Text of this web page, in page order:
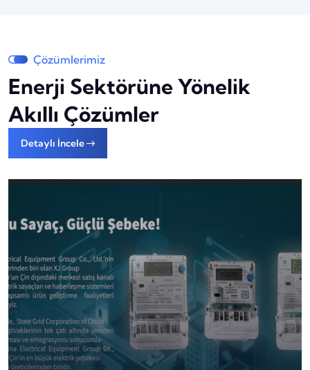
Çözümlerimiz
Enerji Sektörüne Yönelik
Akıllı Çözümler
Detaylı İncele